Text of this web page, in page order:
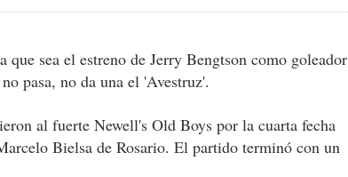
que sea el estreno de Jerry Bengtson como goleador
pasa, no da una el 'Avestruz'.
al fuerte Newell's Old Boys por la cuarta fecha
Bielsa de Rosario. El partido terminó con un